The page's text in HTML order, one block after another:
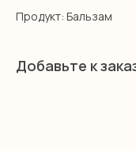
Продукт: Бальзам
Добавьте к